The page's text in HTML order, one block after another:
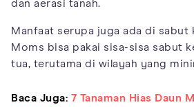
dan aerasi tanah.
Manfaat serupa juga ada di sabut
Moms bisa pakai sisa-sisa sabut
tua, terutama di wilayah yang
Baca Juga: 7 Tanaman Hias Daun